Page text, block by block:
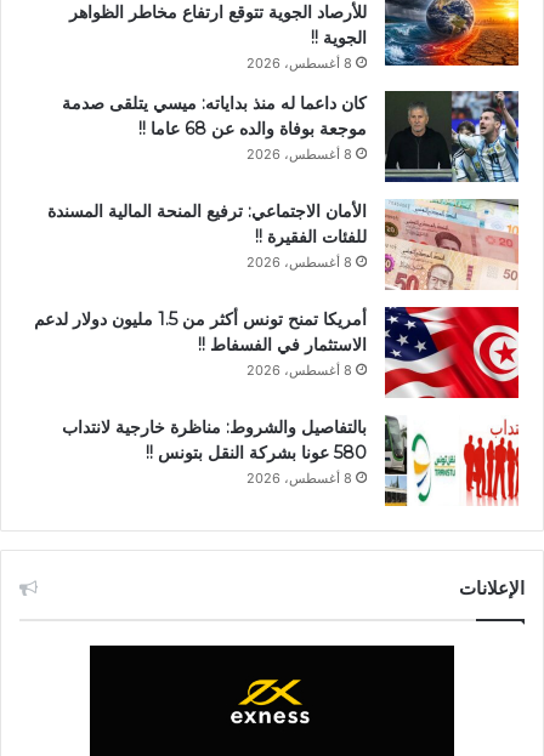
للأرصاد الجوية تتوقع ارتفاع مخاطر الظواهر
الجوية !!
8 أغسطس، 2026
كان داعما له منذ بداياته: ميسي يتلقى صدمة
موجعة بوفاة والده عن 68 عاما !!
8 أغسطس، 2026
الأمان الاجتماعي: ترفيع المنحة المالية المسندة
للفئات الفقيرة !!
8 أغسطس، 2026
أمريكا تمنح تونس أكثر من 1.5 مليون دولار لدعم
الاستثمار في الفسفاط !!
8 أغسطس، 2026
بالتفاصيل والشروط: مناظرة خارجية لانتداب
580 عونا بشركة النقل بتونس !!
8 أغسطس، 2026
الإعلانات